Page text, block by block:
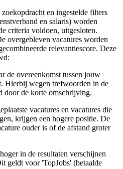
en ingestelde filters
en salaris) worden
criteria voldoen, uitgesloten.
overgebleven vacatures worden
relevantiescore. Deze
de overeenkomst tussen jouw
Hierbij wegen trefwoorden in de
door de korte omschrijving.
vacatures en vacatures die
krijgen een hogere positie. De
ouder is of de afstand groter
in de resultaten verschijnen
geldt voor 'TopJobs' (betaalde